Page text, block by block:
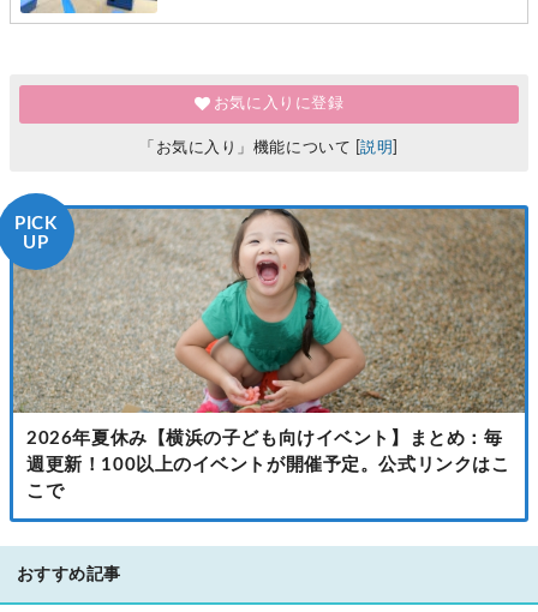
お気に入りに登録
「お気に入り」機能について [説明]
PICK
UP
2026年夏休み【横浜の子ども向けイベント】まとめ：毎
週更新！100以上のイベントが開催予定。公式リンクはこ
こで
おすすめ記事